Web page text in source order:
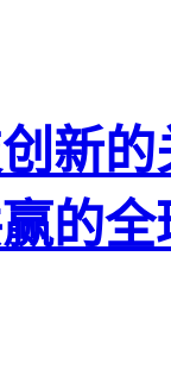
新
的全